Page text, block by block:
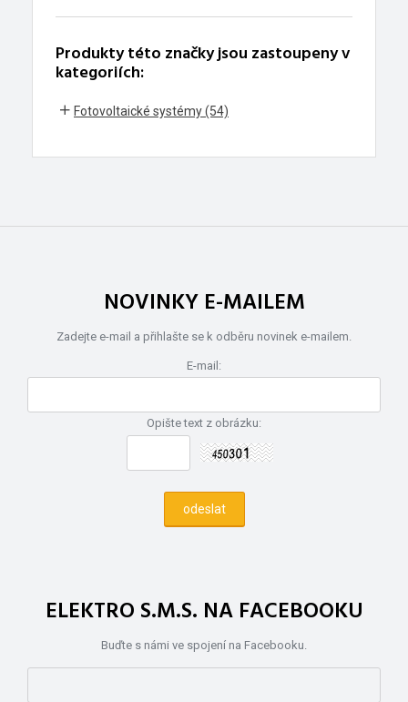
Produkty této značky jsou zastoupeny v
kategoriích:
Fotovoltaické systémy (54)
NOVINKY E-MAILEM
Zadejte e-mail a přihlašte se k odběru novinek e-mailem.
E-mail:
Opište text z obrázku:
ELEKTRO S.M.S. NA FACEBOOKU
Buďte s námi ve spojení na Facebooku.